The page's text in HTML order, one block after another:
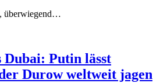
überwiegend…
Dubai: Putin lässt
Durow weltweit jagen